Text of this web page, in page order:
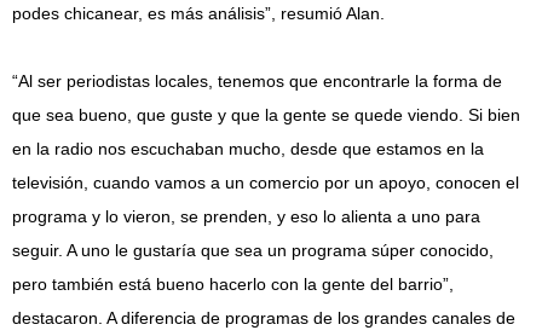
podes chicanear, es más análisis”, resumió Alan.
“Al ser periodistas locales, tenemos que encontrarle la forma de
que sea bueno, que guste y que la gente se quede viendo. Si bien
en la radio nos escuchaban mucho, desde que estamos en la
televisión, cuando vamos a un comercio por un apoyo, conocen el
programa y lo vieron, se prenden, y eso lo alienta a uno para
seguir. A uno le gustaría que sea un programa súper conocido,
pero también está bueno hacerlo con la gente del barrio”,
destacaron. A diferencia de programas de los grandes canales de